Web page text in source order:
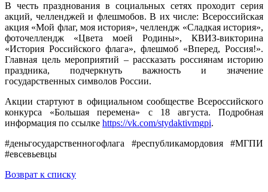
В честь празднования в социальных сетях проходит серия
акций, челленджей и флешмобов. В их числе: Всероссийская
акция «Мой флаг, моя история», челлендж «Сладкая история»,
фоточеллендж «Цвета моей Родины», КВИЗ-викторина
«История Российского флага», флешмоб «Вперед, Россия!».
Главная цель мероприятий – рассказать россиянам историю
праздника, подчеркнуть важность и значение
государственных символов России.
Акции стартуют в официальном сообществе Всероссийского
конкурса «Большая перемена» с 18 августа. Подробная
информация по ссылке https://vk.com/stydaktivmgpi.
#деньгосударственногофлага #республикамордовия #МГПИ
#евсевьевцы
Возврат к списку